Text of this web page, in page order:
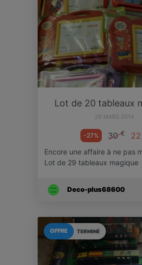
Lot de 20 tableaux
29 MARS 2014
-27% 30€ 22
Encore une affaire à ne pas
Lot de 29 tableaux magique
Deco-plus68600
TERMINÉ
OFFRE